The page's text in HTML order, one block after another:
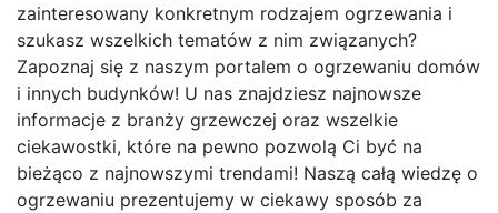
zainteresowany konkretnym rodzajem ogrzewania i
szukasz wszelkich tematów z nim związanych?
Zapoznaj się z naszym portalem o ogrzewaniu domów
i innych budynków! U nas znajdziesz najnowsze
informacje z branży grzewczej oraz wszelkie
ciekawostki, które na pewno pozwolą Ci być na
bieżąco z najnowszymi trendami! Naszą całą wiedzę o
ogrzewaniu prezentujemy w ciekawy sposób za